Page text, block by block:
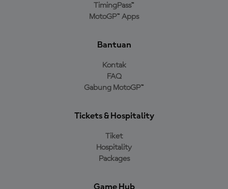
TimingPass™
MotoGP™ Apps
Bantuan
Kontak
FAQ
Gabung MotoGP™
Tickets & Hospitality
Tiket
Hospitality
Packages
Game Hub